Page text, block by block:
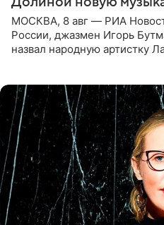
МОСКВА, 8 авг — РИА
России, джазмен Игорь
назвал народную артистку